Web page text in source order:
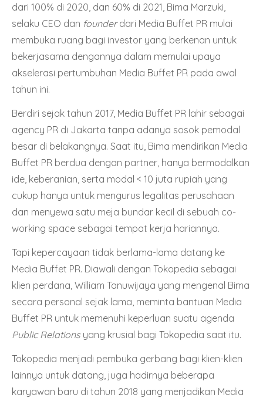
dari 100% di 2020, dan 60% di 2021, Bima Marzuki,
selaku CEO dan founderdari Media Buffet PR mulai
membuka ruang bagi investor yang berkenan untuk
bekerjasama dengannya dalam memulai upaya
akselerasi pertumbuhan Media Buffet PR pada awal
tahun ini.
Berdiri sejak tahun 2017, Media Buffet PR lahir sebagai
agency PR di Jakarta tanpa adanya sosok pemodal
besar di belakangnya. Saat itu, Bima mendirikan Media
Buffet PR berdua dengan partner, hanya bermodalkan
ide, keberanian, serta modal < 10 juta rupiah yang
cukup hanya untuk mengurus legalitas perusahaan
dan menyewa satu meja bundar kecil di sebuah co-
working space sebagai tempat kerja hariannya.
Tapi kepercayaan tidak berlama-lama datang ke
Media Buffet PR. Diawali dengan Tokopedia sebagai
klien perdana, William Tanuwijaya yang mengenal Bima
secara personal sejak lama, meminta bantuan Media
Buffet PR untuk memenuhi keperluan suatu agenda
Public Relations yang krusial bagi Tokopedia saat itu.
Tokopedia menjadi pembuka gerbang bagi klien-klien
lainnya untuk datang, juga hadirnya beberapa
karyawan baru di tahun 2018 yang menjadikan Media